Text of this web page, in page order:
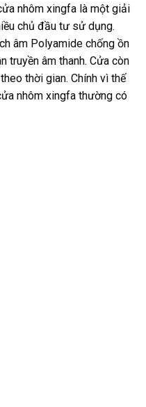
nhôm xingfa là một giải
chủ đầu tư sử dụng.
âm Polyamide chống ồn
truyền âm thanh. Cửa còn
thời gian. Chính vì thế
nhôm xingfa thường có